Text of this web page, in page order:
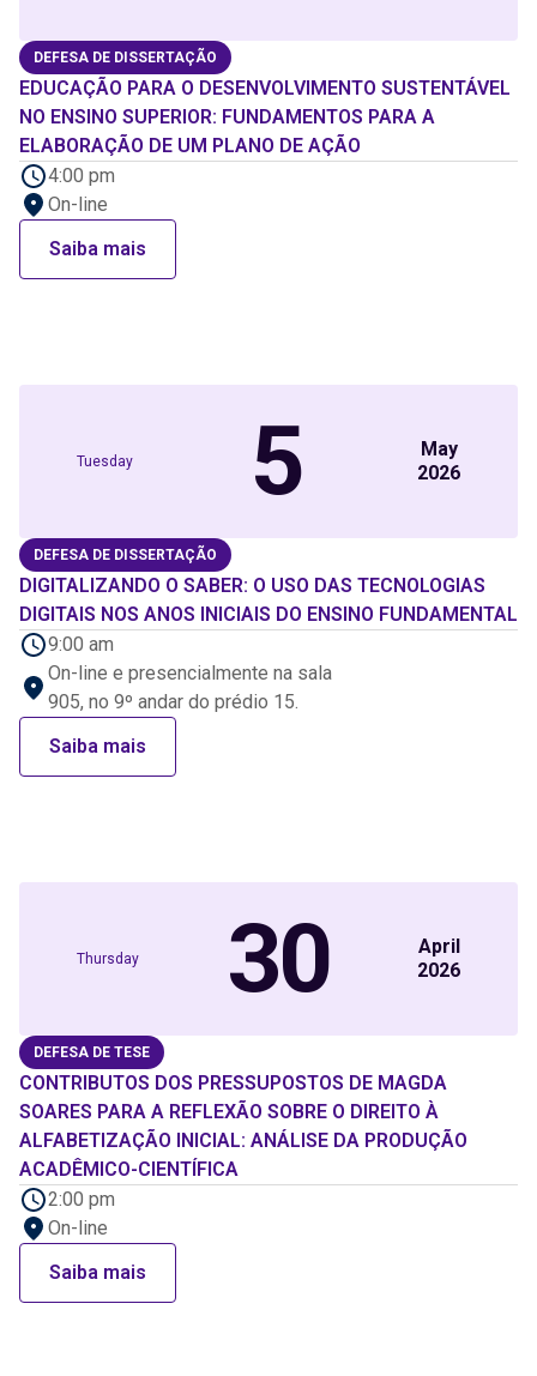
DEFESA DE DISSERTAÇÃO
EDUCAÇÃO PARA O DESENVOLVIMENTO SUSTENTÁVEL
NO ENSINO SUPERIOR: FUNDAMENTOS PARA A
ELABORAÇÃO DE UM PLANO DE AÇÃO
4:00 pm
On-line
Saiba mais
Tuesday 5
May
2026
DEFESA DE DISSERTAÇÃO
DIGITALIZANDO O SABER: O USO DAS TECNOLOGIAS
DIGITAIS NOS ANOS INICIAIS DO ENSINO FUNDAMENTAL
9:00 am
On-line e presencialmente na sala
905, no 9º andar do prédio 15.
Saiba mais
Thursday 30
April
2026
DEFESA DE TESE
CONTRIBUTOS DOS PRESSUPOSTOS DE MAGDA
SOARES PARA A REFLEXÃO SOBRE O DIREITO À
ALFABETIZAÇÃO INICIAL: ANÁLISE DA PRODUÇÃO
ACADÊMICO-CIENTÍFICA
2:00 pm
On-line
Saiba mais